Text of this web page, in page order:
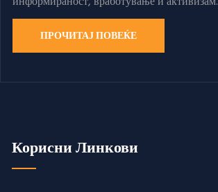
ПРОЧИТАЈ ПОВЕЌЕ
Корисни Линкови